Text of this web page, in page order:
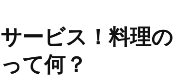
ービス！料理の
て何？